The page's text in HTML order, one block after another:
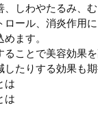
、しわやたるみ、
ロール、消炎作用
ます。
ることで美容効果
たりする効果も期
は
は